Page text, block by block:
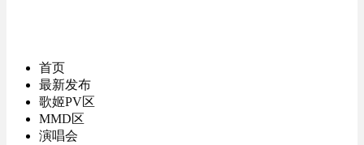
首页
最新发布
歌姬PV区
MMD区
演唱会